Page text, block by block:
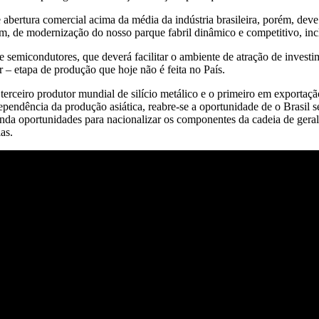
comercial acima da média da indústria brasileira, porém,
de modernização do nosso parque fabril dinâmico e competitivo,
que deverá facilitar o ambiente de atração de
etapa de produção que hoje não é feita no País.
produtor mundial de silício metálico e o primeiro em
da produção asiática, reabre-se a oportunidade de o Brasil
oportunidades para nacionalizar os componentes da cadeia de